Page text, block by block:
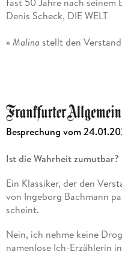
Denis Scheck, DIE WELT
» Malina stellt den
Besprechung vom
Ist die Wahrheit zumutbar?
Ein Klassiker, der den
von Ingeborg Bachmann
scheint.
Nein, ich nehme keine
namenlose Ich-Erzählerin